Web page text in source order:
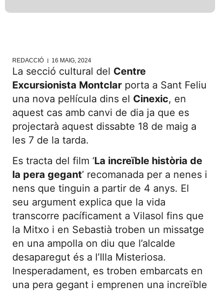
REDACCIÓ 16 MAIG, 2024
La secció cultural del Centre
Excursionista Montclar porta a Sant Feliu
una nova pel·lícula dins el Cinexic, en
aquest cas amb canvi de dia ja que es
projectarà aquest dissabte 18 de maig a
les 7 de la tarda.
Es tracta del film ‘La increïble història de
la pera gegant’ recomanada per a nenes i
nens que tinguin a partir de 4 anys. El
seu argument explica que la vida
transcorre pacíficament a Vilasol fins que
la Mitxo i en Sebastià troben un missatge
en una ampolla on diu que l’alcalde
desaparegut és a l’Illa Misteriosa.
Inesperadament, es troben embarcats en
una pera gegant i emprenen una increïble